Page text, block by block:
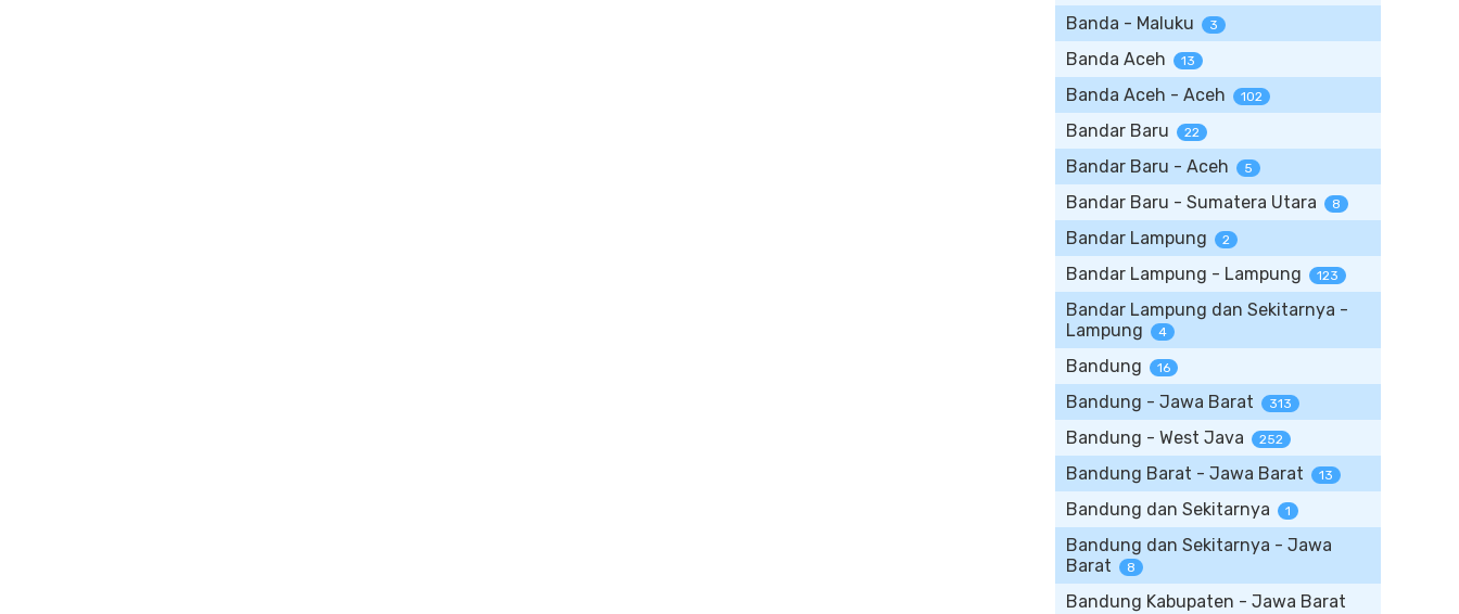
Banda - Maluku 3
Banda Aceh 13
Banda Aceh - Aceh 102
Bandar Baru 22
Bandar Baru - Aceh 5
Bandar Baru - Sumatera Utara 8
Bandar Lampung 2
Bandar Lampung - Lampung 123
Bandar Lampung dan Sekitarnya -
Lampung
4
Bandung 16
Bandung - Jawa Barat 313
Bandung - West Java 252
Bandung Barat - Jawa Barat 13
Bandung dan Sekitarnya 1
Bandung dan Sekitarnya - Jawa
Barat
8
Bandung Kabupaten - Jawa Barat